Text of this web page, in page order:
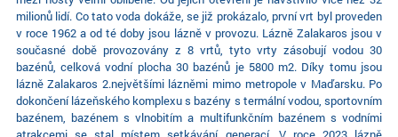
milionů lidí. Co tato voda dokáže, se již prokázalo, první vrt byl proveden
v roce 1962 a od té doby jsou lázně v provozu. Lázně Zalakaros jsou v
současné době provozovány z 8 vrtů, tyto vrty zásobují vodou 30
bazénů, celková vodní plocha 30 bazénů je 5800 m2. Díky tomu jsou
lázně Zalakaros 2.největšími lázněmi mimo metropole v Maďarsku. Po
dokončení lázeňského komplexu s bazény s termální vodou, sportovním
bazénem, bazénem s vlnobitím a multifunkčním bazénem s vodními